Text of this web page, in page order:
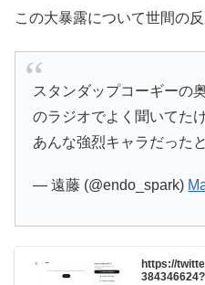
この大暴露について世間の
スタンダップコーギーの
のラジオでよく聞いてた
あんな強烈キャラだった
— 遠藤 (@endo_spark)
https://